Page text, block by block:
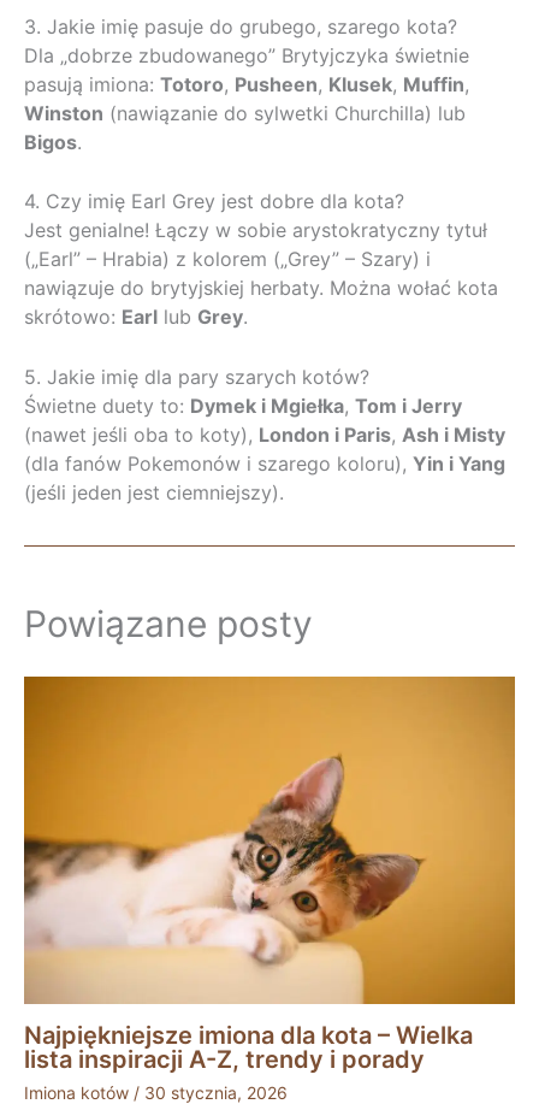
3. Jakie imię pasuje do grubego, szarego kota?
Dla „dobrze zbudowanego” Brytyjczyka świetnie
pasują imiona: Totoro, Pusheen, Klusek, Muffin,
Winston (nawiązanie do sylwetki Churchilla) lub
Bigos.
4. Czy imię Earl Grey jest dobre dla kota?
Jest genialne! Łączy w sobie arystokratyczny tytuł
(„Earl” – Hrabia) z kolorem („Grey” – Szary) i
nawiązuje do brytyjskiej herbaty. Można wołać kota
skrótowo: Earl lub Grey.
5. Jakie imię dla pary szarych kotów?
Świetne duety to: Dymek i Mgiełka, Tom i Jerry
(nawet jeśli oba to koty), London i Paris, Ash i Misty
(dla fanów Pokemonów i szarego koloru), Yin i Yang
(jeśli jeden jest ciemniejszy).
Powiązane posty
Najpiękniejsze imiona dla kota – Wielka
lista inspiracji A-Z, trendy i porady
Imiona kotów / 30 stycznia, 2026